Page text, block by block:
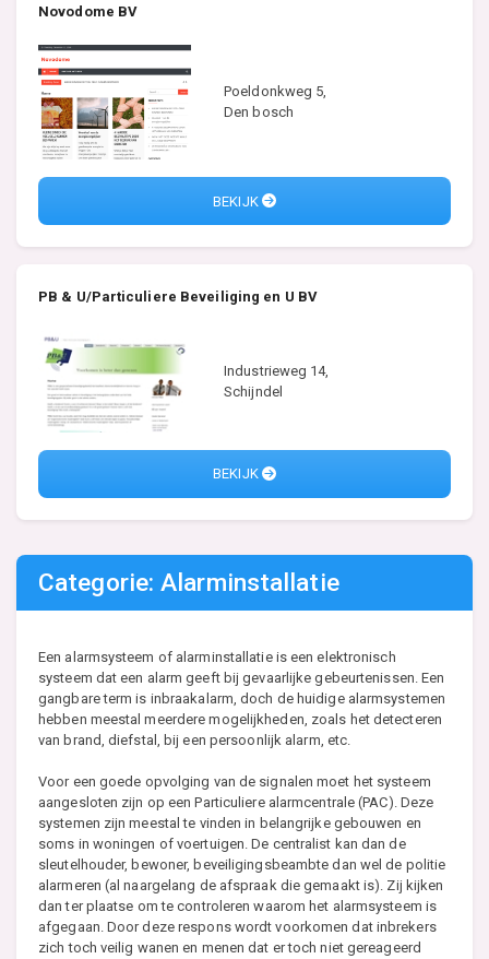
Novodome BV
Poeldonkweg 5,
Den bosch
BEKIJK
PB & U/Particuliere Beveiliging en U BV
Industrieweg 14,
Schijndel
BEKIJK
Categorie: Alarminstallatie
Een alarmsysteem of alarminstallatie is een elektronisch
systeem dat een alarm geeft bij gevaarlijke gebeurtenissen. Een
gangbare term is inbraakalarm, doch de huidige alarmsystemen
hebben meestal meerdere mogelijkheden, zoals het detecteren
van brand, diefstal, bij een persoonlijk alarm, etc.
Voor een goede opvolging van de signalen moet het systeem
aangesloten zijn op een Particuliere alarmcentrale (PAC). Deze
systemen zijn meestal te vinden in belangrijke gebouwen en
soms in woningen of voertuigen. De centralist kan dan de
sleutelhouder, bewoner, beveiligingsbeambte dan wel de politie
alarmeren (al naargelang de afspraak die gemaakt is). Zij kijken
dan ter plaatse om te controleren waarom het alarmsysteem is
afgegaan. Door deze respons wordt voorkomen dat inbrekers
zich toch veilig wanen en menen dat er toch niet gereageerd